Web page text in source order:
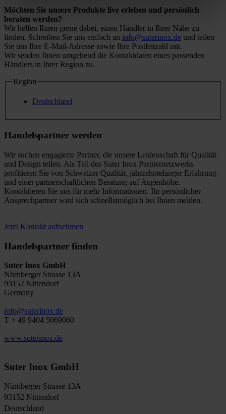
Möchten Sie unsere Produkte live erleben und persönlich
beraten werden?
Wir helfen Ihnen gerne dabei, einen Händler in Ihrer Nähe zu
finden. Schreiben Sie uns einfach an info@suterinox.de und teilen
Sie uns Ihre E-Mail-Adresse sowie Ihre Postleitzahl mit.
Wir senden Ihnen umgehend die Kontaktdaten eines passenden
Händlers in Ihrer Region zu.
Region
Deutschland
Handelspartner werden
Wir suchen engagierte Partner, die unsere Leidenschaft für Qualität
und Design teilen. Als Teil des Suter Inox Partnernetzwerks
profitieren Sie von Schweizer Qualität, jahrzehntelanger Erfahrung
und einer partnerschaftlichen Beratung auf Augenhöhe.
Kontaktieren Sie uns für mehr Informationen. Ihr persönlicher
Ansprechpartner wird sich schnellstmöglich bei Ihnen melden.
Jetzt Kontakt aufnehmen
Handelspartner finden
Suter Inox GmbH
Nürnberger Strasse 13A
93152 Nittendorf
Germany
info@suterinox.de
T + 49 9404 5069060
www.suterinox.de
Suter Inox GmbH
Nürnberger Strasse 13A
93152 Nittendorf
Deutschland